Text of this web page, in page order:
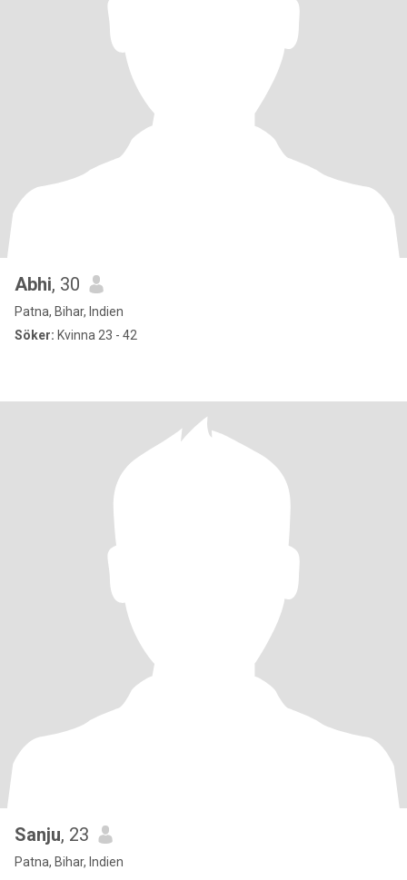
Abhi, 30
Patna, Bihar, Indien
Söker: Kvinna 23 - 42
Sanju, 23
Patna, Bihar, Indien